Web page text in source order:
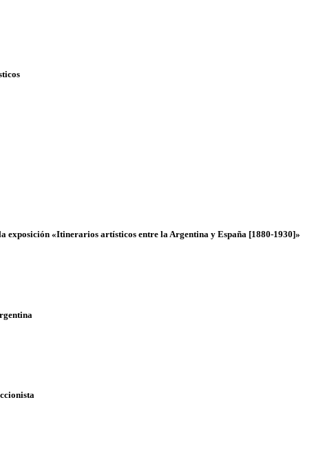
exposición «Itinerarios artísticos entre la Argentina y España [1880-1930]»